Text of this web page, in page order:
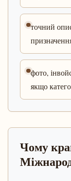
точний
фото,
якщо
Чому